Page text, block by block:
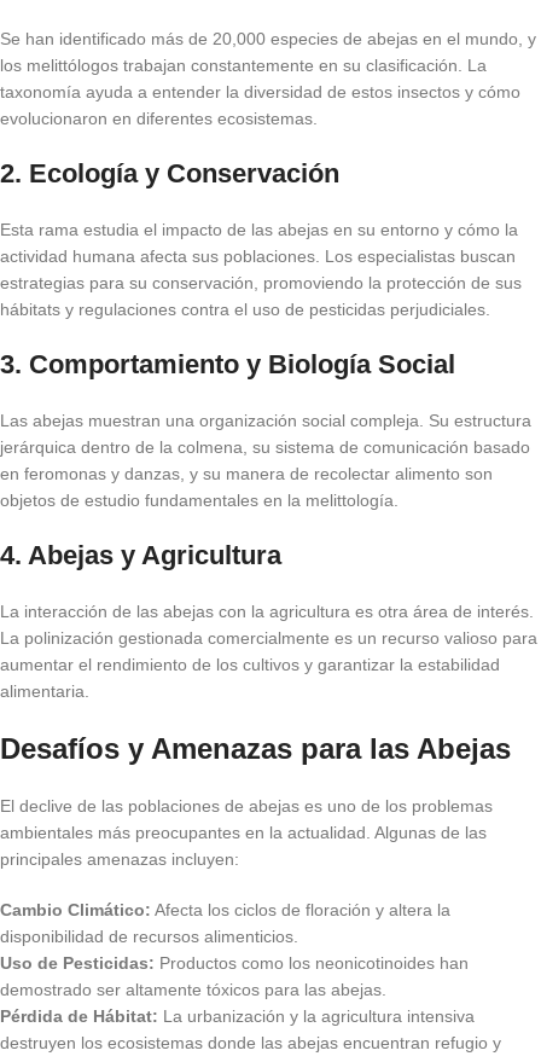
Se han identificado más de 20,000 especies de abejas en el mundo, y
los melittólogos trabajan constantemente en su clasificación. La
taxonomía ayuda a entender la diversidad de estos insectos y cómo
evolucionaron en diferentes ecosistemas.
2. Ecología y Conservación
Esta rama estudia el impacto de las abejas en su entorno y cómo la
actividad humana afecta sus poblaciones. Los especialistas buscan
estrategias para su conservación, promoviendo la protección de sus
hábitats y regulaciones contra el uso de pesticidas perjudiciales.
3. Comportamiento y Biología Social
Las abejas muestran una organización social compleja. Su estructura
jerárquica dentro de la colmena, su sistema de comunicación basado
en feromonas y danzas, y su manera de recolectar alimento son
objetos de estudio fundamentales en la melittología.
4. Abejas y Agricultura
La interacción de las abejas con la agricultura es otra área de interés.
La polinización gestionada comercialmente es un recurso valioso para
aumentar el rendimiento de los cultivos y garantizar la estabilidad
alimentaria.
Desafíos y Amenazas para las Abejas
El declive de las poblaciones de abejas es uno de los problemas
ambientales más preocupantes en la actualidad. Algunas de las
principales amenazas incluyen:
Cambio Climático: Afecta los ciclos de floración y altera la
disponibilidad de recursos alimenticios.
Uso de Pesticidas: Productos como los neonicotinoides han
demostrado ser altamente tóxicos para las abejas.
Pérdida de Hábitat: La urbanización y la agricultura intensiva
destruyen los ecosistemas donde las abejas encuentran refugio y